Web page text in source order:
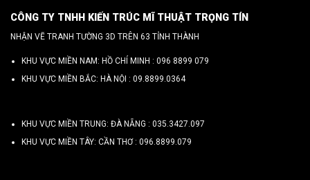
CÔNG TY TNHH KIẾN TRÚC MĨ THUẬT TRỌNG TÍN
NHẬN VẼ TRANH TƯỜNG 3D TRÊN 63 TỈNH THÀNH
KHU VỰC MIỀN NAM: HỒ CHÍ MINH : 096 8899 079
KHU VỰC MIỀN BẮC: HÀ NỘI : 09.8899.0364
KHU VỰC MIỀN TRUNG: ĐÀ NẴNG : 035.3427.097
KHU VỰC MIỀN TÂY: CẦN THƠ : 096.8899.079